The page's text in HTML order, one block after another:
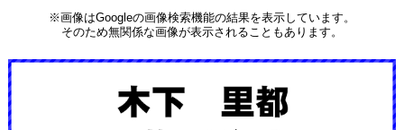
※画像はGoogleの画像検索機能の結果を表示しています。
そのため無関係な画像が表示されることもあります。